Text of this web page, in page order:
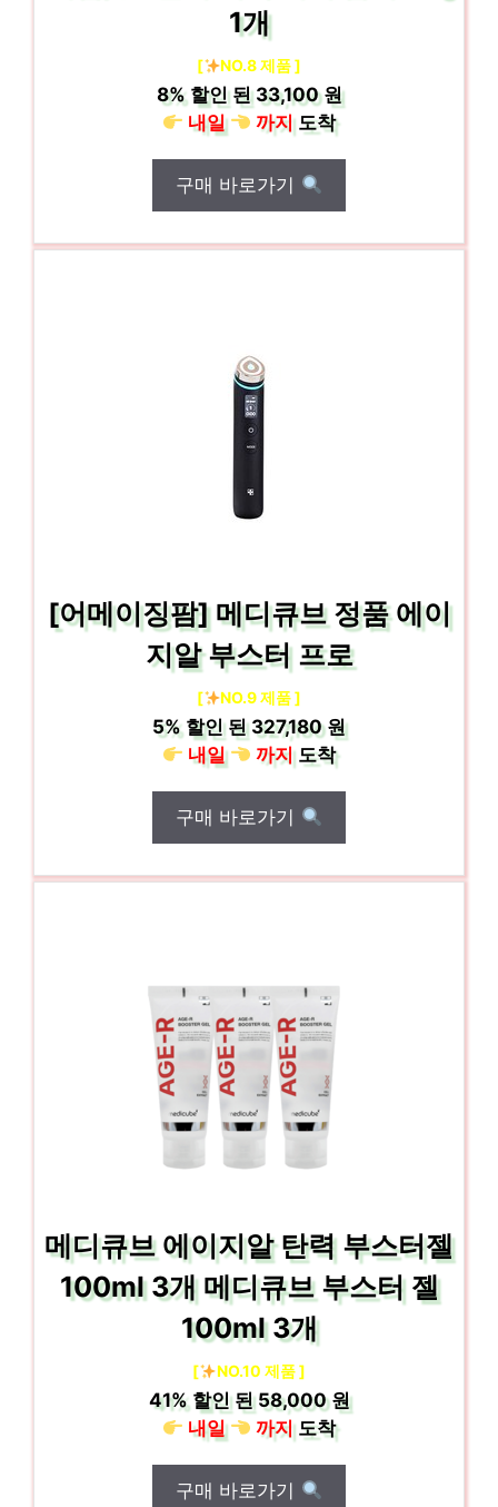
1개
[ NO.8 제품 ]
8%할인 된33,100 원
내일
까지도착
구매 바로가기
[어메이징팜] 메디큐브 정품 에이
지알 부스터 프로
[ NO.9 제품 ]
5%할인 된327,180 원
내일
까지도착
구매 바로가기
메디큐브 에이지알 탄력 부스터젤
100ml 3개 메디큐브 부스터 젤
100ml 3개
[ NO.10 제품 ]
41%할인 된58,000 원
내일
까지도착
구매 바로가기